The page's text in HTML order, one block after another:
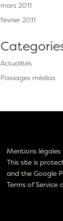
mars 2011
février 2011
Actualités
Passages médias
Mentions légales
This site is
and the Google
Terms of Service